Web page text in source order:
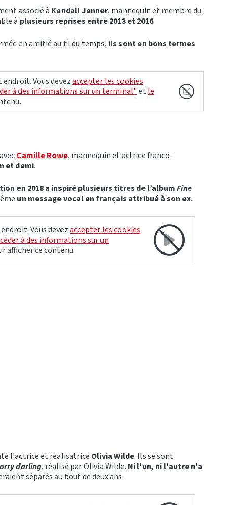
associé à Kendall Jenner, mannequin et membre du
à plusieurs reprises entre 2013 et 2016.
en amitié au fil du temps, ils sont en bons termes
Vous devezaccepter les cookies
à des informations sur un terminal"et le
Camille Rowe, mannequin et actrice franco-
et demi.
en 2018 a inspiré plusieurs titres de l’albumFine
un message vocal en français attribué à son ex.
Vous devezaccepter les cookies
à des informations sur un
afficher ce contenu.
l'actrice et réalisatrice Olivia Wilde. Ils se sont
darling, réalisé par Olivia Wilde. Ni l'un, ni l'autre n'a
séparés au bout de deux ans.